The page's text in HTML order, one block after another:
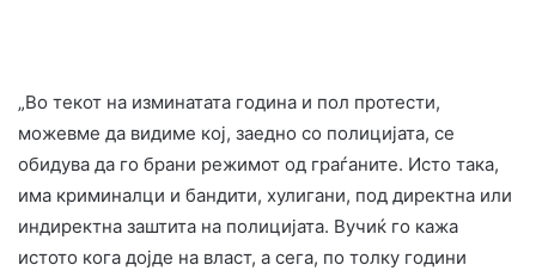
„Во текот на изминатата година и пол протести,
можевме да видиме кој, заедно со полицијата, се
обидува да го брани режимот од граѓаните. Исто така,
има криминалци и бандити, хулигани, под директна или
индиректна заштита на полицијата. Вучиќ го кажа
истото кога дојде на власт, а сега, по толку години